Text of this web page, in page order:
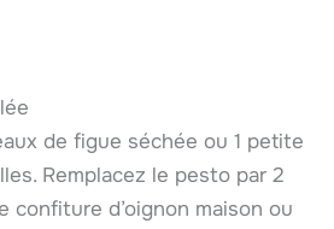
de figue séchée ou 1 petite
Remplacez le pesto par 2
confiture d’oignon maison ou